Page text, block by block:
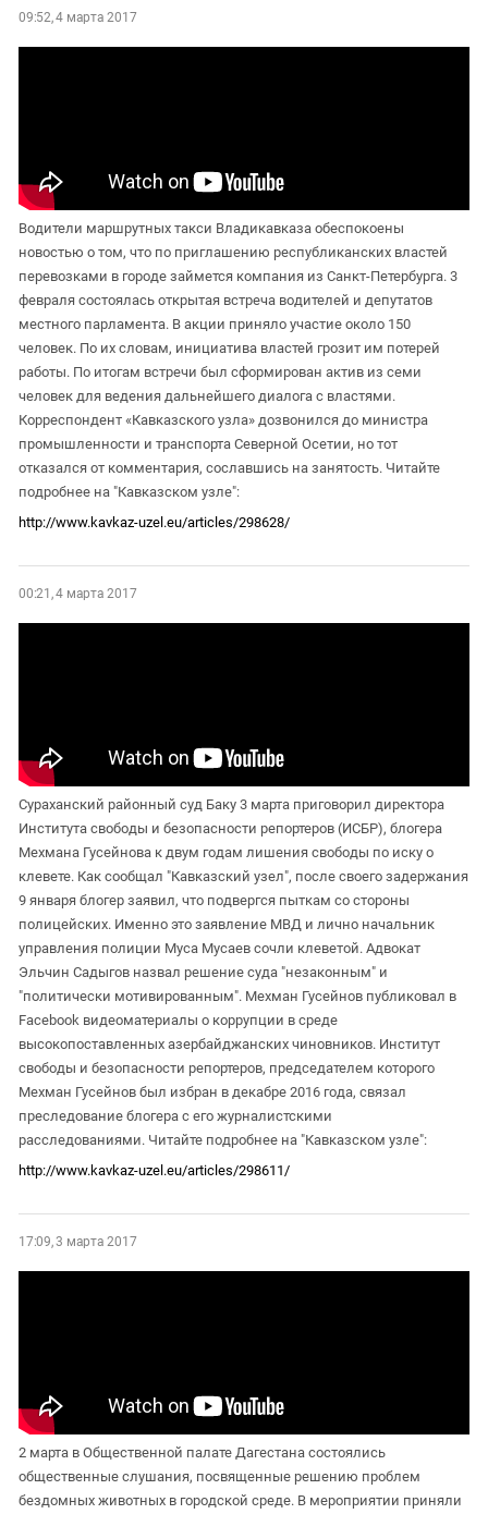
09:52, 4 марта 2017
Водители маршрутных такси Владикавказа обеспокоены
новостью о том, что по приглашению республиканских властей
перевозками в городе займется компания из Санкт-Петербурга. 3
февраля состоялась открытая встреча водителей и депутатов
местного парламента. В акции приняло участие около 150
человек. По их словам, инициатива властей грозит им потерей
работы. По итогам встречи был сформирован актив из семи
человек для ведения дальнейшего диалога с властями.
Корреспондент «Кавказского узла» дозвонился до министра
промышленности и транспорта Северной Осетии, но тот
отказался от комментария, сославшись на занятость. Читайте
подробнее на "Кавказском узле":
http://www.kavkaz-uzel.eu/articles/298628/
00:21, 4 марта 2017
Сураханский районный суд Баку 3 марта приговорил директора
Института свободы и безопасности репортеров (ИСБР), блогера
Мехмана Гусейнова к двум годам лишения свободы по иску о
клевете. Как сообщал "Кавказский узел", после своего задержания
9 января блогер заявил, что подвергся пыткам со стороны
полицейских. Именно это заявление МВД и лично начальник
управления полиции Муса Мусаев сочли клеветой. Адвокат
Эльчин Садыгов назвал решение суда "незаконным" и
"политически мотивированным". Мехман Гусейнов публиковал в
Facebook видеоматериалы о коррупции в среде
высокопоставленных азербайджанских чиновников. Институт
свободы и безопасности репортеров, председателем которого
Мехман Гусейнов был избран в декабре 2016 года, связал
преследование блогера с его журналистскими
расследованиями. Читайте подробнее на "Кавказском узле":
http://www.kavkaz-uzel.eu/articles/298611/
17:09, 3 марта 2017
2 марта в Общественной палате Дагестана состоялись
общественные слушания, посвященные решению проблем
бездомных животных в городской среде. В мероприятии приняли